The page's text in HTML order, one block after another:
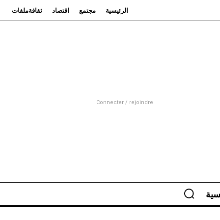
الرئيسية مجتمع اقتصاد ثقافةملفات
Connecter / rejoindre